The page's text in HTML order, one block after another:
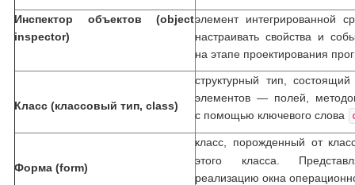
Инспектор объектов (object
inspector)
элемент интегрированной
настраивать свойства и
на этапе проектирования
Класс (классовый тип, class)
структурный тип,
элементов — полей,
с помощью ключевого слова
Форма (form)
класс, порожденный от
этого класса.
реализацию окна